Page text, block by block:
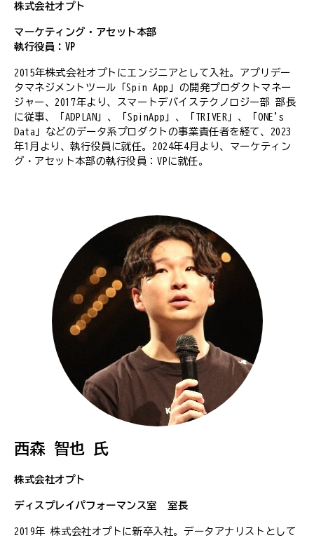
株式会社オプト
マーケティング・アセット本部
執行役員：VP
2015年株式会社オプトにエンジニアとして入社。アプリデー
タマネジメントツール「Spin App」の開発プロダクトマネー
ジャー、2017年より、スマートデバイステクノロジー部 部長
に従事、「ADPLAN」、「SpinApp」、「TRIVER」、「ONE's
Data」などのデータ系プロダクトの事業責任者を経て、2023
年1月より、執行役員に就任。2024年4月より、マーケティン
グ・アセット本部の執行役員：VPに就任。
西森 智也 氏
株式会社オプト
ディスプレイパフォーマンス室 室長
2019年 株式会社オプトに新卒入社。データアナリストとして